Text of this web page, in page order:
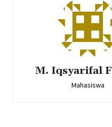
M. Iqsyarifal
Mahasiswa